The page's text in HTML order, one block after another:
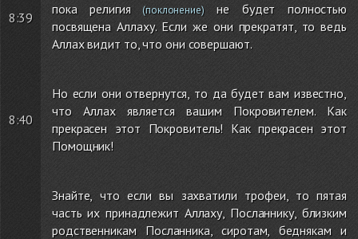
8:39
пока религия(поклонение)не будет полностью
посвящена Аллаху. Если же они прекратят, то ведь
Аллах видит то, что они совершают.
8:40
Но если они отвернутся, то да будет вам известно,
что Аллах является вашим Покровителем. Как
прекрасен этот Покровитель! Как прекрасен этот
Помощник!
Знайте, что если вы захватили трофеи, то пятая
часть их принадлежит Аллаху, Посланнику, близким
родственникам Посланника, сиротам, беднякам и